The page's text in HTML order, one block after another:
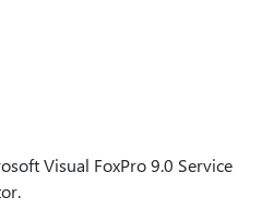
Visual FoxPro 9.0 Service